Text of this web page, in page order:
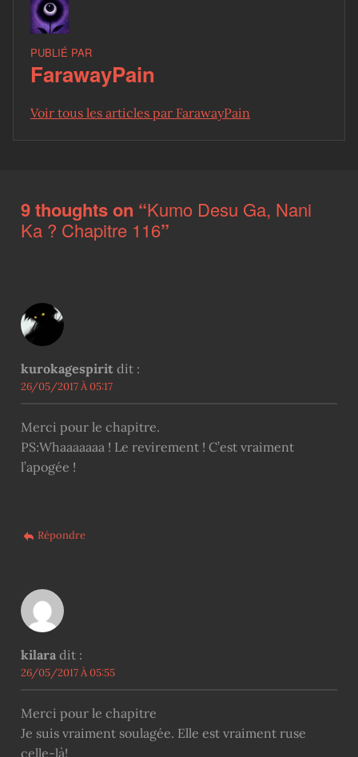
PUBLIÉ PAR
FarawayPain
Voir tous les articles par FarawayPain
9 thoughts on “Kumo Desu Ga, Nani
Ka ? Chapitre 116”
kurokagespirit dit :
26/05/2017 À 05:17
Merci pour le chapitre.
PS:Whaaaaaaa ! Le revirement ! C’est vraiment
l’apogée !
Répondre
kilara dit :
26/05/2017 À 05:55
Merci pour le chapitre
Je suis vraiment soulagée. Elle est vraiment ruse
celle-là!